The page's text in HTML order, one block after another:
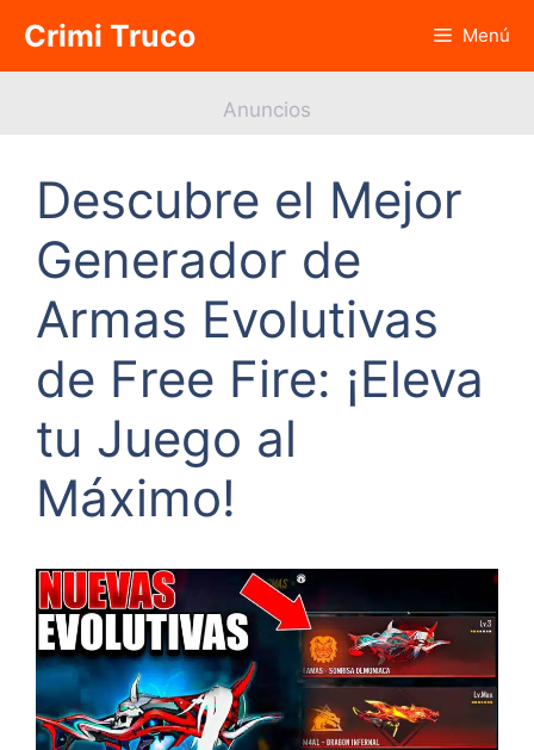
contenido
Crimi Truco Menú
Anuncios
Descubre el Mejor
Generador de
Armas Evolutivas
de Free Fire: ¡Eleva
tu Juego al
Máximo!